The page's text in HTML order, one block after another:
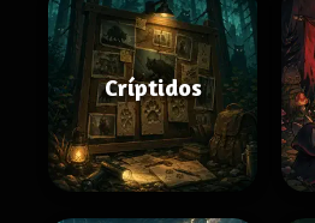
Críptidos